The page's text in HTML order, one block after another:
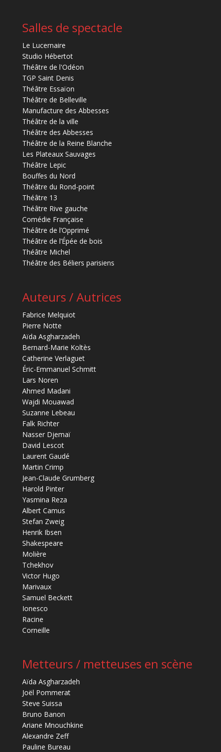
Salles de spectacle
Le Lucernaire
Studio Hébertot
Théâtre de l'Odéon
TGP Saint Denis
Théâtre Essaïon
Théâtre de Belleville
Manufacture des Abbesses
Théâtre de la ville
Théâtre des Abbesses
Théâtre de la Reine Blanche
Les Plateaux Sauvages
Théâtre Lepic
Bouffes du Nord
Théâtre du Rond-point
Théâtre 13
Théâtre Rive gauche
Comédie Française
Théâtre de l’Opprimé
Théâtre de l’Épée de bois
Théâtre Michel
Théâtre des Béliers parisiens
Auteurs / Autrices
Fabrice Melquiot
Pierre Notte
Aïda Asgharzadeh
Bernard-Marie Koltès
Catherine Verlaguet
Éric-Emmanuel Schmitt
Lars Noren
Ahmed Madani
Wajdi Mouawad
Suzanne Lebeau
Falk Richter
Nasser Djemaï
David Lescot
Laurent Gaudé
Martin Crimp
Jean-Claude Grumberg
Harold Pinter
Yasmina Reza
Albert Camus
Stefan Zweig
Henrik Ibsen
Shakespeare
Molière
Tchekhov
Victor Hugo
Marivaux
Samuel Beckett
Ionesco
Racine
Corneille
Metteurs / metteuses en scène
Aïda Asgharzadeh
Joël Pommerat
Steve Suissa
Bruno Banon
Ariane Mnouchkine
Alexandre Zeff
Pauline Bureau